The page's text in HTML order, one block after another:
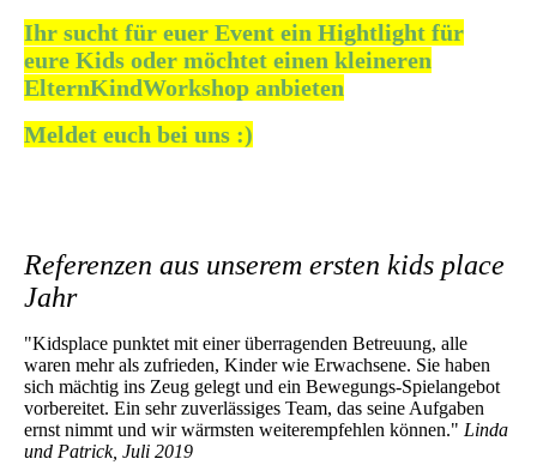
Ihr sucht für euer Event ein Hightlight für
eure Kids oder möchtet einen kleineren
ElternKindWorkshop anbieten
Meldet euch bei uns :)
Referenzen aus unserem ersten kids place
Jahr
"Kidsplace punktet mit einer überragenden Betreuung, alle
waren mehr als zufrieden, Kinder wie Erwachsene. Sie haben
sich mächtig ins Zeug gelegt und ein Bewegungs-Spielangebot
vorbereitet. Ein sehr zuverlässiges Team, das seine Aufgaben
ernst nimmt und wir wärmsten weiterempfehlen können." Linda
und Patrick, Juli 2019